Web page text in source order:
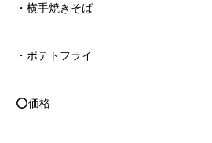
・横手焼きそば
・ポテトフライ
⭕️価格